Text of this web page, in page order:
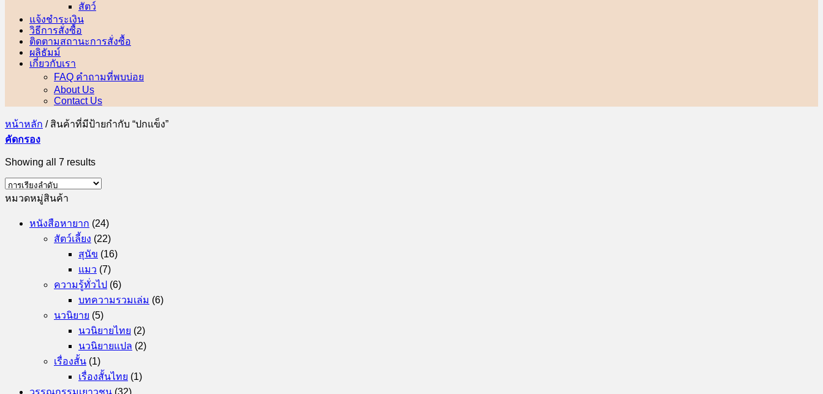
สัตว์
แจ้งชำระเงิน
วิธีการสั่งซื้อ
ติดตามสถานะการสั่งซื้อ
ผลิธัมม์
เกี่ยวกับเรา
FAQ คำถามที่พบบ่อย
About Us
Contact Us
หน้าหลัก /สินค้าที่มีป้ายกำกับ “ปกแข็ง”
คัดกรอง
Showing all 7 results
หมวดหมู่สินค้า
หนังสือหายาก (24)
สัตว์เลี้ยง (22)
สุนัข (16)
แมว (7)
ความรู้ทั่วไป (6)
บทความรวมเล่ม (6)
นวนิยาย (5)
นวนิยายไทย (2)
นวนิยายแปล (2)
เรื่องสั้น (1)
เรื่องสั้นไทย (1)
วรรณกรรมเยาวชน (32)